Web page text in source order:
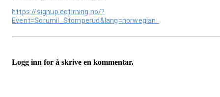
https://signup.eqtiming.no/?
Event=Sorumil_Stomperud&lang=norwegian
Logg inn for å skrive en kommentar.